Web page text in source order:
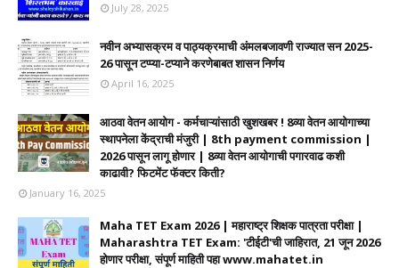
July 28, 2025
नवीन अभ्यासक्रम व पाठ्यक्रमाची अंमलबजावणी राज्यात सन 2025-
26 पासून टप्प्या-टप्याने करणेबाबत शासन निर्णय
April 16, 2025
आठवा वेतन आयोग - कर्मचाऱ्यांसाठी खुशखबर ! 8व्या वेतन आयोगाच्या
स्थापनेला केंद्राची मंजुरी | 8th payment commission |
2026 पासून लागू होणार | 8व्या वेतन आयोगाची पगारवाढ कशी
काढावी? फिटमेंट फॅक्टर किती?
January 16, 2025
Maha TET Exam 2026 | महाराष्ट्र शिक्षक पात्रता परीक्षा |
Maharashtra TET Exam: 'टीईटी'ची जाहिरात, 21 जून 2026
होणार परीक्षा, संपूर्ण माहिती पहा www.mahatet.in